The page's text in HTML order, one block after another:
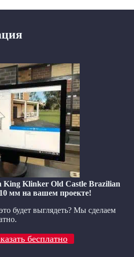
King Klinker Old Castle Brazilian
мм на вашем проекте!
будет выглядеть? Мы сделаем
бесплатно